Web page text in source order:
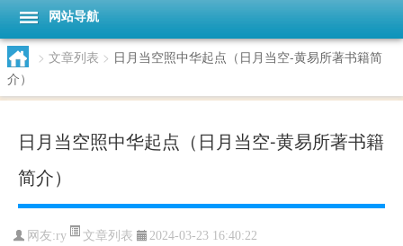
网站导航
> 文章列表 > 日月当空照中华起点（日月当空-黄易所著书籍简
介）
日月当空照中华起点（日月当空-黄易所著书籍
简介）
网友:ry 文章列表 2024-03-23 16:40:22